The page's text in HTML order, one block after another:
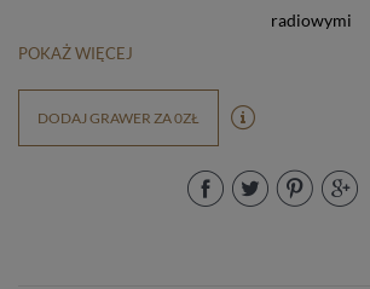
radiowymi
POKAŻ WIĘCEJ
DODAJ GRAWER ZA 0ZŁ